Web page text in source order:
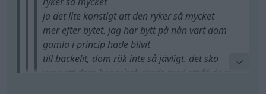
ja det lite konstigt att den ryker så mycket
mer efter bytet. jag har bytt på nån vart dom
gamla i princip hade blivit
till backelit, dom rök inte så jävligt. det ska
vara att dom har misslyckads med att få dom